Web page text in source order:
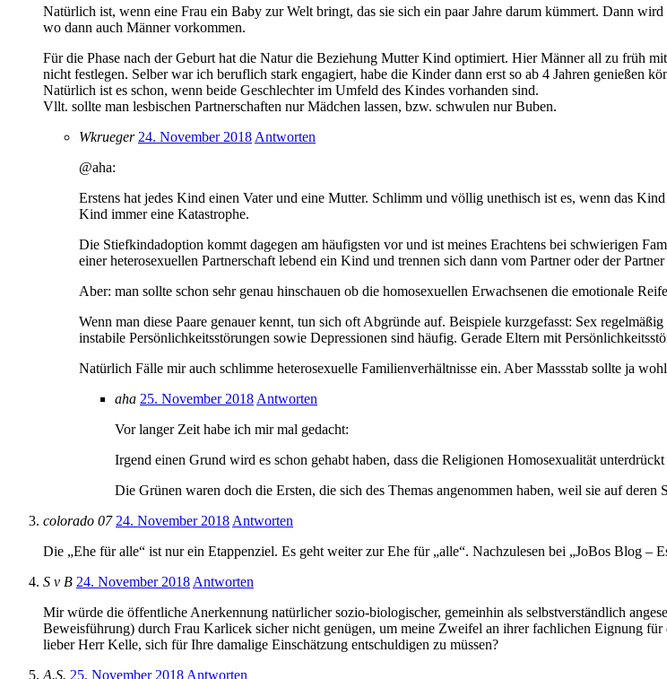
Natürlich ist, wenn eine Frau ein Baby zur Welt bringt, das sie sich ein paar Jahre darum kümmert. Dann
wo dann auch Männer vorkommen.
Für die Phase nach der Geburt hat die Natur die Beziehung Mutter Kind optimiert. Hier Männer all zu früh
nicht festlegen. Selber war ich beruflich stark engagiert, habe die Kinder dann erst so ab 4 Jahren genießen
Natürlich ist es schon, wenn beide Geschlechter im Umfeld des Kindes vorhanden sind.
Vllt. sollte man lesbischen Partnerschaften nur Mädchen lassen, bzw. schwulen nur Buben.
Wkrueger 24. November 2018 Antworten
@aha:
Erstens hat jedes Kind einen Vater und eine Mutter. Schlimm und völlig unethisch ist es, wenn das
Kind immer eine Katastrophe.
Die Stiefkindadoption kommt dagegen am häufigsten vor und ist meines Erachtens bei schwierigen
einer heterosexuellen Partnerschaft lebend ein Kind und trennen sich dann vom Partner oder der
Aber: man sollte schon sehr genau hinschauen ob die homosexuellen Erwachsenen die emotionale
Wenn man diese Paare genauer kennt, tun sich oft Abgründe auf. Beispiele kurzgefasst: Sex
instabile Persönlichkeitsstörungen sowie Depressionen sind häufig. Gerade Eltern mit
Natürlich Fälle mir auch schlimme heterosexuelle Familienverhältnisse ein. Aber Massstab sollte ja
aha 25. November 2018 Antworten
Vor langer Zeit habe ich mir mal gedacht:
Irgend einen Grund wird es schon gehabt haben, dass die Religionen Homosexualität unterdrückt
Die Grünen waren doch die Ersten, die sich des Themas angenommen haben, weil sie auf deren
colorado 07 24. November 2018 Antworten
Die „Ehe für alle“ ist nur ein Etappenziel. Es geht weiter zur Ehe für „alle“. Nachzulesen bei „JoBos Blog –
S v B 24. November 2018 Antworten
Mir würde die öffentliche Anerkennung natürlicher sozio-biologischer, gemeinhin als selbstverständlich
Beweisführung) durch Frau Karlicek sicher nicht genügen, um meine Zweifel an ihrer fachlichen Eignung
lieber Herr Kelle, sich für Ihre damalige Einschätzung entschuldigen zu müssen?
A.S. 25. November 2018 Antworten